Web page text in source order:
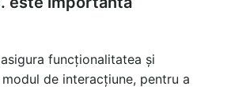
funcționalitatea și
de interacțiune, pentru a